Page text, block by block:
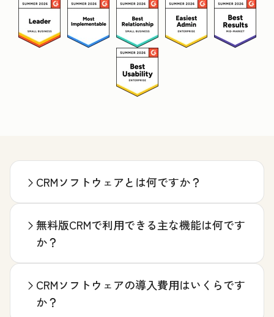
CRMソフトウェアとは何ですか？
無料版CRMで利用できる主な機能は何です
か？
CRMソフトウェアの導入費用はいくらです
か？